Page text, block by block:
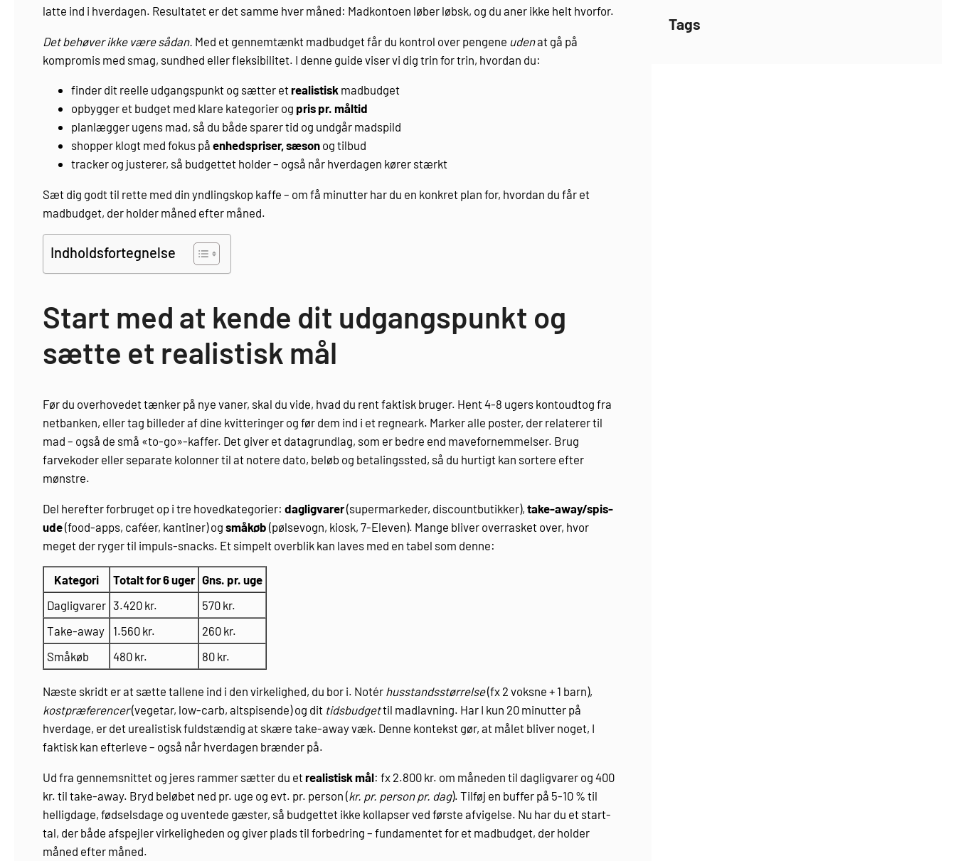
latte ind i hverdagen. Resultatet er det samme hver måned: Madkontoen løber løbsk, og du aner ikke helt hvorfor.
Det behøver ikke være sådan. Med et gennemtænkt madbudget får du kontrol over pengene udenat gå på
kompromis med smag, sundhed eller fleksibilitet. I denne guide viser vi dig trin for trin, hvordan du:
finder dit reelle udgangspunkt og sætter etrealistisk madbudget
opbygger et budget med klare kategorier og pris pr. måltid
planlægger ugens mad, så du både sparer tid og undgår madspild
shopper klogt med fokus på enhedspriser, sæson og tilbud
tracker og justerer, så budgettet holder – også når hverdagen kører stærkt
Sæt dig godt til rette med din yndlingskop kaffe – om få minutter har du en konkret plan for, hvordan du får et
madbudget, der holder måned efter måned.
Indholdsfortegnelse
Start med at kende dit udgangspunkt og
sætte et realistisk mål
Før du overhovedet tænker på nye vaner, skal du vide, hvad du rent faktisk bruger. Hent 4-8 ugers kontoudtog fra
netbanken, eller tag billeder af dine kvitteringer og før dem ind i et regneark. Marker alle poster, der relaterer til
mad – også de små «to-go»-kaffer. Det giver et datagrundlag, som er bedre end mavefornemmelser. Brug
farvekoder eller separate kolonner til at notere dato, beløb og betalingssted, så du hurtigt kan sortere efter
mønstre.
Del herefter forbruget op i tre hovedkategorier: dagligvarer(supermarkeder, discountbutikker), take-away/spis-
ude(food-apps, caféer, kantiner) og småkøb (pølsevogn, kiosk, 7-Eleven). Mange bliver overrasket over, hvor
meget der ryger til impuls-snacks. Et simpelt overblik kan laves med en tabel som denne:
Kategori Totalt for 6 uger Gns. pr. uge
Dagligvarer 3.420 kr.
570 kr.
Take-away
1.560 kr.
260 kr.
Småkøb
480 kr. 80 kr.
Næste skridt er at sætte tallene ind i den virkelighed, du bor i. Notér husstandsstørrelse(fx 2 voksne + 1 barn),
kostpræferencer(vegetar, low-carb, altspisende) og dit tidsbudgettil madlavning. Har I kun 20 minutter på
hverdage, er det urealistisk fuldstændig at skære take-away væk. Denne kontekst gør, at målet bliver noget, I
faktisk kan efterleve – også når hverdagen brænder på.
Ud fra gennemsnittet og jeres rammer sætter du etrealistisk mål: fx 2.800 kr. om måneden til dagligvarer og 400
kr. til take-away. Bryd beløbet ned pr. uge og evt. pr. person (kr. pr. person pr. dag). Tilføj en buffer på 5-10 % til
helligdage, fødselsdage og uventede gæster, så budgettet ikke kollapser ved første afvigelse. Nu har du et start-
tal, der både afspejler virkeligheden og giver plads til forbedring – fundamentet for et madbudget, der holder
måned efter måned.
Tags